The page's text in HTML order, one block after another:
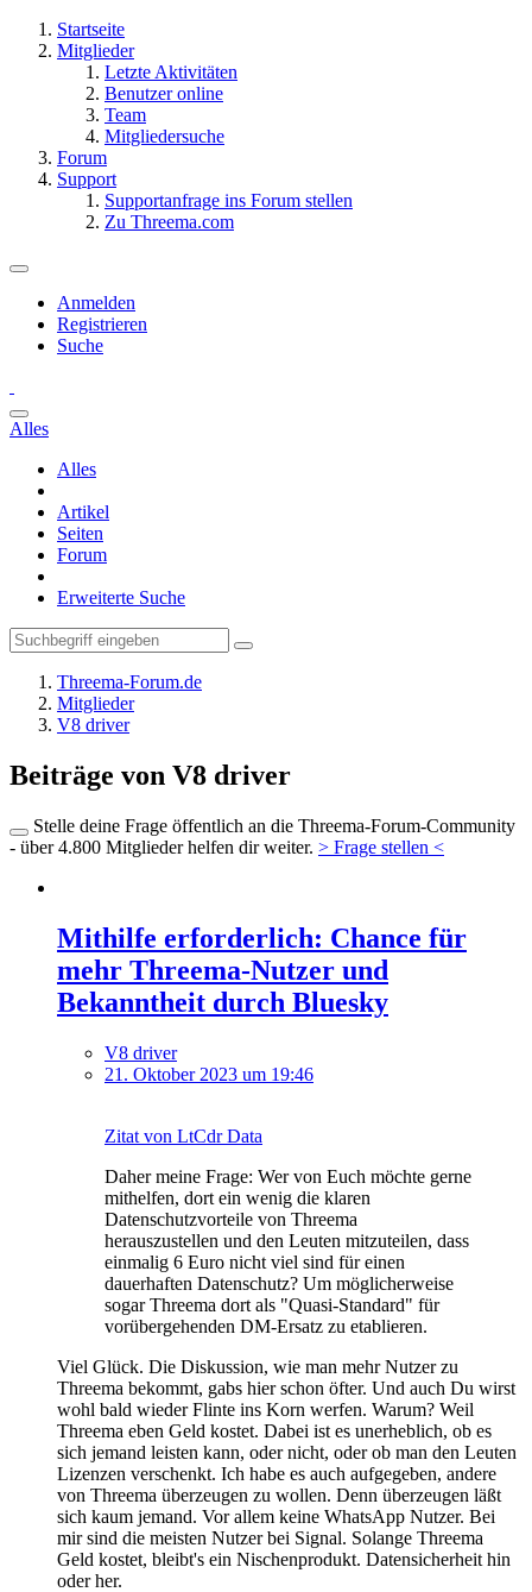
Startseite
Mitglieder
Letzte Aktivitäten
Benutzer online
Team
Mitgliedersuche
Forum
Support
Supportanfrage ins Forum stellen
Zu Threema.com
Anmelden
Registrieren
Suche
Alles
Alles
Artikel
Seiten
Forum
Erweiterte Suche
Threema-Forum.de
Mitglieder
V8 driver
Beiträge von V8 driver
Stelle deine Frage öffentlich an die Threema-Forum-Community
- über 4.800 Mitglieder helfen dir weiter. > Frage stellen <
Mithilfe erforderlich: Chance für
mehr Threema-Nutzer und
Bekanntheit durch Bluesky
V8 driver
21. Oktober 2023 um 19:46
Zitat von LtCdr Data
Daher meine Frage: Wer von Euch möchte gerne
mithelfen, dort ein wenig die klaren
Datenschutzvorteile von Threema
herauszustellen und den Leuten mitzuteilen, dass
einmalig 6 Euro nicht viel sind für einen
dauerhaften Datenschutz? Um möglicherweise
sogar Threema dort als "Quasi-Standard" für
vorübergehenden DM-Ersatz zu etablieren.
Viel Glück. Die Diskussion, wie man mehr Nutzer zu
Threema bekommt, gabs hier schon öfter. Und auch Du wirst
wohl bald wieder Flinte ins Korn werfen. Warum? Weil
Threema eben Geld kostet. Dabei ist es unerheblich, ob es
sich jemand leisten kann, oder nicht, oder ob man den Leuten
Lizenzen verschenkt. Ich habe es auch aufgegeben, andere
von Threema überzeugen zu wollen. Denn überzeugen läßt
sich kaum jemand. Vor allem keine WhatsApp Nutzer. Bei
mir sind die meisten Nutzer bei Signal. Solange Threema
Geld kostet, bleibt's ein Nischenprodukt. Datensicherheit hin
oder her.